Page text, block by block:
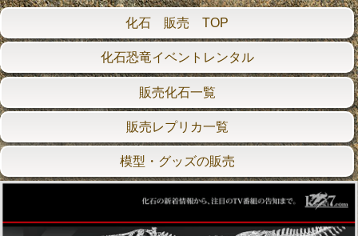
化石 販売 TOP
化石恐竜イベントレンタル
販売化石一覧
販売レプリカ一覧
模型・グッズの販売